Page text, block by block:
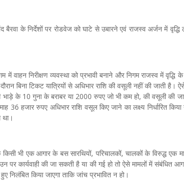
के निर्देशों पर रोडवेज को घाटे से उबारने एवं राजस्व अर्जन में वृद्धि
में वाहन निरीक्षण व्यवस्था को प्रभावी बनाने और निगम राजस्व में
के दौरान बिना टिकट यात्रियों से अधिभार राशि की वसूली नहीं की जाती
भाड़े के 10 गुना के बराबर या 2000 रुपए जो भी कम हो, की वसूली की
36 हजार रुपए अधिभार राशि वसूल किए जाने का लक्ष्य निर्धारित
भी एक आगार के बस सारथियों, परिचालकों, चालकों के विरुद्ध एक
कार्यवाही की जा सकती है या की गई हो तो ऐसे मामलों में संबंधित आगार
किया जाएगा ताकि जांच प्रभावित न हो।